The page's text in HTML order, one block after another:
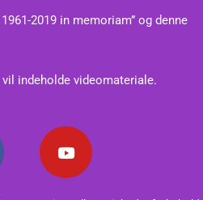
2019 in memoriam” og denne
indeholde videomateriale.